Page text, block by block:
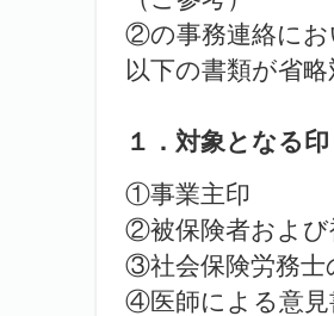
②の事務連絡にお
以下の書類が省
１．対象となる印
①事業主印
②被保険者および
③社会保険労務士
④医師による意見